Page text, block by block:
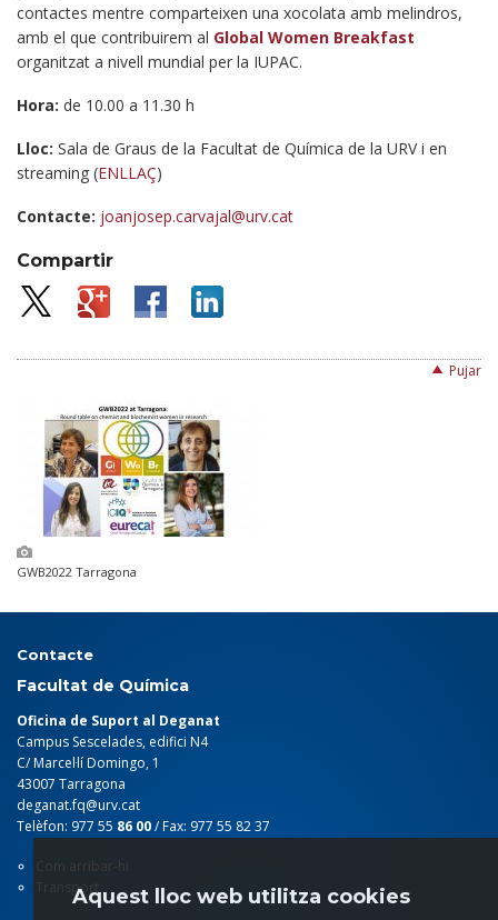
contactes mentre comparteixen una xocolata amb melindros,
amb el que contribuirem al Global Women Breakfast
organitzat a nivell mundial per la IUPAC.
Hora: de 10.00 a 11.30 h
Lloc: Sala de Graus de la Facultat de Química de la URV i en
streaming (ENLLAÇ)
Contacte: joanjosep.carvajal@urv.cat
Compartir
Pujar
GWB2022 Tarragona
Contacte
Facultat de Química
Oficina de Suport al Deganat
Campus Sescelades, edifici N4
C/ Marcel·lí Domingo, 1
43007 Tarragona
deganat.fq@urv.cat
Telèfon: 977 55 86 00/ Fax: 977 55 82 37
Com arribar-hi
TransportAquest lloc web utilitza cookies